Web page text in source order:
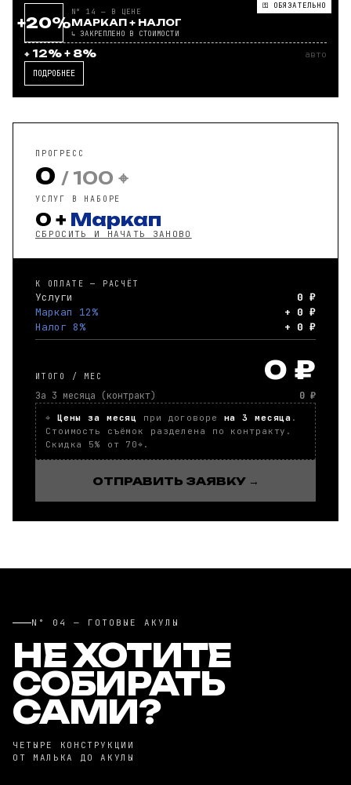
⚿ ОБЯЗАТЕЛЬНО
+20%
N° 14 — В ЦЕНЕ
МАРКАП + НАЛОГ
↳ ЗАКРЕПЛЕНО В СТОИМОСТИ
12% + 8% авто
ПОДРОБНЕЕ
ПРОГРЕСС
0 / 100 ⌖
УСЛУГ В НАБОРЕ
0 + Маркап
СБРОСИТЬ И НАЧАТЬ ЗАНОВО
К ОПЛАТЕ — РАСЧЁТ
Услуги
0 ₽
Маркап 12%
+ 0 ₽
Налог 8%
+ 0 ₽
ИТОГО / МЕС 0 ₽
За 3 месяца (контракт) 0 ₽
⌖ Цены за месяц при договоре на 3 месяца .
Стоимость съёмок разделена по контракту.
Скидка 5% от 70⌖.
ОТПРАВИТЬ ЗАЯВКУ →
N° 04 — ГОТОВЫЕ АКУЛЫ
НЕ ХОТИТЕ
СОБИРАТЬ
САМИ?
ЧЕТЫРЕ КОНСТРУКЦИИ
ОТ МАЛЬКА ДО АКУЛЫ